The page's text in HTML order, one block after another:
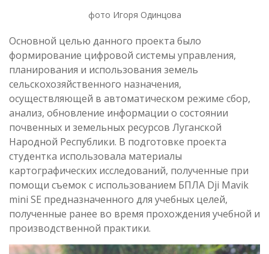
фото Игоря Одинцова
Основной целью данного проекта было
формирование цифровой системы управления,
планирования и использования земель
сельскохозяйственного назначения,
осуществляющей в автоматическом режиме сбор,
анализ, обновление информации о состоянии
почвенных и земельных ресурсов Луганской
Народной Республики. В подготовке проекта
студентка использовала материалы
картографических исследований, полученные при
помощи съемок с использованием БПЛА Dji Mavik
mini SE предназначенного для учебных целей,
полученные ранее во время прохождения учебной и
производственной практики.